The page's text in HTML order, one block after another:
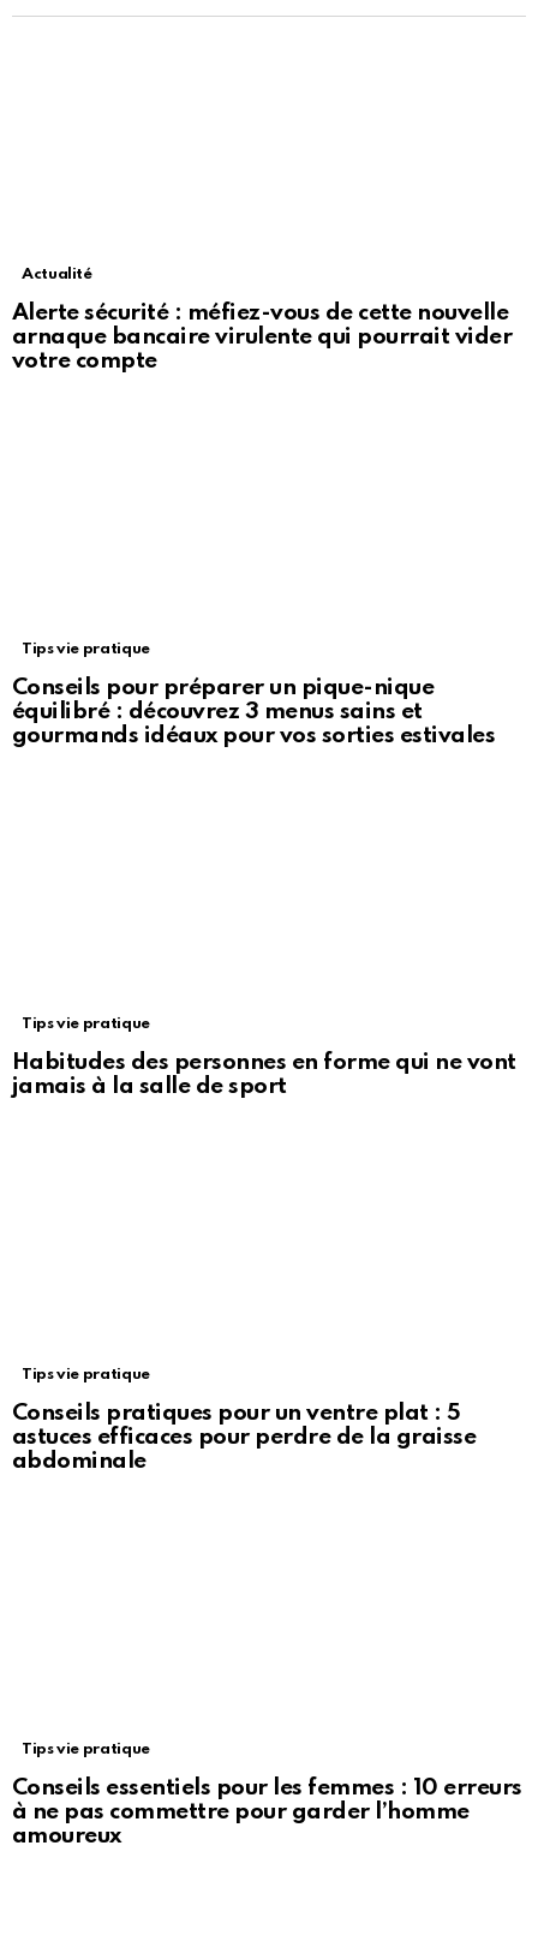
Actualité
Alerte sécurité : méfiez-vous de cette nouvelle
arnaque bancaire virulente qui pourrait vider
votre compte
Tips vie pratique
Conseils pour préparer un pique-nique
équilibré : découvrez 3 menus sains et
gourmands idéaux pour vos sorties estivales
Tips vie pratique
Habitudes des personnes en forme qui ne vont
jamais à la salle de sport
Tips vie pratique
Conseils pratiques pour un ventre plat : 5
astuces efficaces pour perdre de la graisse
abdominale
Tips vie pratique
Conseils essentiels pour les femmes : 10 erreurs
à ne pas commettre pour garder l’homme
amoureux